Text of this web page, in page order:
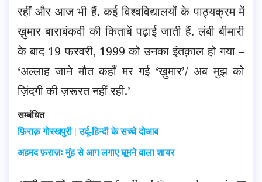
रहीं और आज भी हैं. कई विश्वविद्यालयों के पाठ्यक्रम में
ख़ुमार बाराबंकवी की किताबें पढ़ाई जाती हैं. लंबी बीमारी
के बाद 19 फरवरी, 1999 को उनका इंतक़ाल हो गया –
‘अल्लाह जाने मौत कहाँ मर गई ‘ख़ुमार’/ अब मुझ को
ज़िंदगी की ज़रूरत नहीं रही.’
सम्बंधित
फ़िराक़ गोरखपुरी | उर्दू-हिन्दी के सच्चे दोआब
अहमद फ़राज़ः मुंह से आग लगाए घूमने वाला शायर